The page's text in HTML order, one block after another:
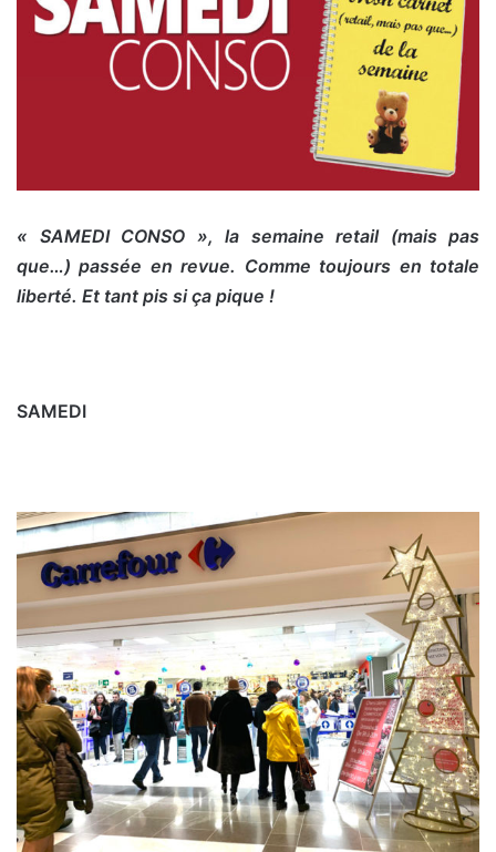
« SAMEDI CONSO », la semaine retail (mais pas
que…) passée en revue. Comme toujours en totale
liberté. Et tant pis si ça pique !
SAMEDI